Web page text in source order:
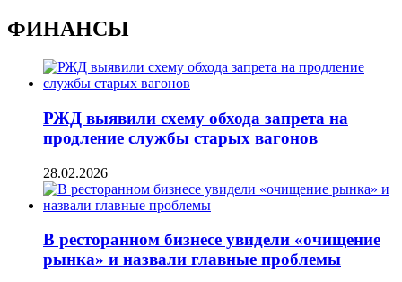
ФИНАНСЫ
РЖД выявили схему обхода запрета на
продление службы старых вагонов
28.02.2026
В ресторанном бизнесе увидели «очищение
рынка» и назвали главные проблемы